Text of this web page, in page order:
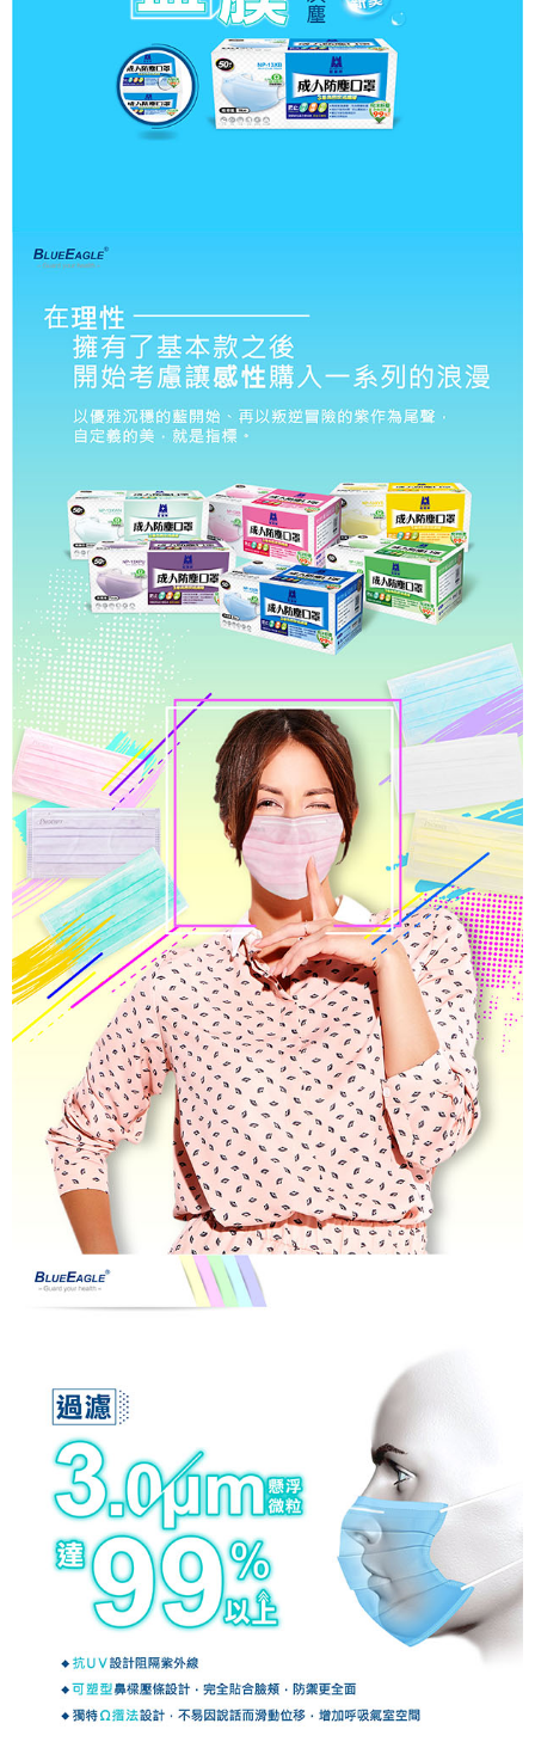
時審查核予不同之上限額度；若仍有額度不足之情形，本公司將視審查結果
請求用戶進行身份認證。
５．嚴禁一人註冊多個帳號或使用他人資訊註冊。若發現惡意使用之情形，
恩沛科技股份有限公司將有權停止該用戶之使用額度並採取法律行動。